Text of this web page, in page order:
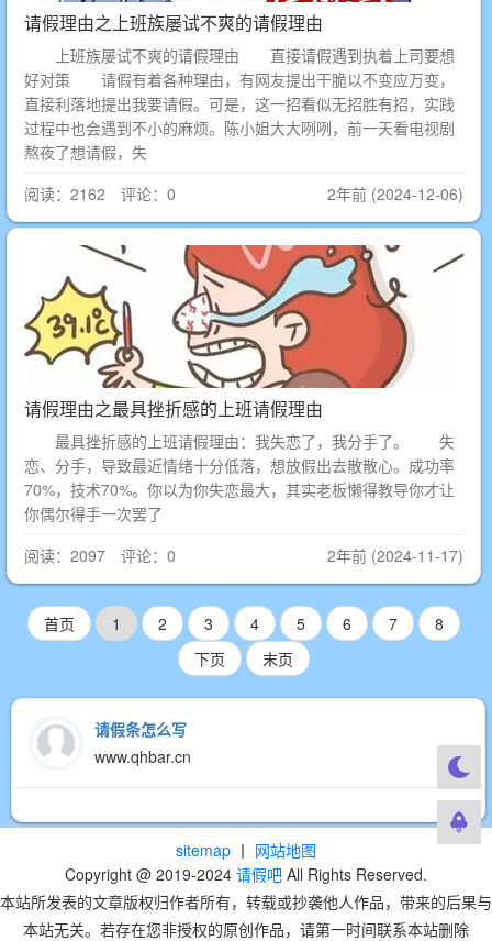
请假理由之上班族屡试不爽的请假理由
上班族屡试不爽的请假理由 直接请假遇到执着上司要想
好对策 请假有着各种理由，有网友提出干脆以不变应万变，
直接利落地提出我要请假。可是，这一招看似无招胜有招，实践
过程中也会遇到不小的麻烦。陈小姐大大咧咧，前一天看电视剧
熬夜了想请假，失
阅读：2162 评论：0
2年前 (2024-12-06)
请假理由之最具挫折感的上班请假理由
最具挫折感的上班请假理由：我失恋了，我分手了。 失
恋、分手，导致最近情绪十分低落，想放假出去散散心。成功率
70%，技术70%。你以为你失恋最大，其实老板懒得教导你才让
你偶尔得手一次罢了
阅读：2097 评论：0
2年前 (2024-11-17)
首页 1 2 3 4 5 6 7
8
下页
末页
请假条怎么写
www.qhbar.cn
sitemap 丨 网站地图
Copyright @ 2019-2024 请假吧 All Rights Reserved.
本站所发表的文章版权归作者所有，转载或抄袭他人作品，带来的后果与
本站无关。若存在您非授权的原创作品，请第一时间联系本站删除